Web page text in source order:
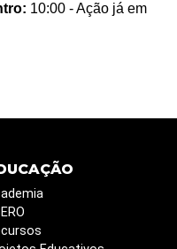
10:00 - Ação já em